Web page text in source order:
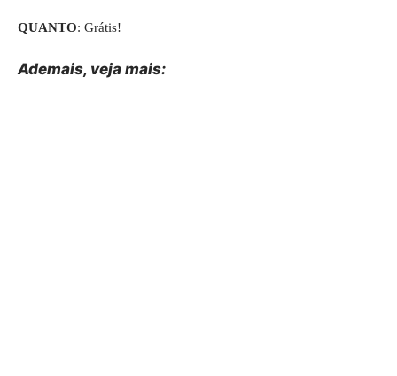
QUANTO: Grátis!
Ademais, veja mais: